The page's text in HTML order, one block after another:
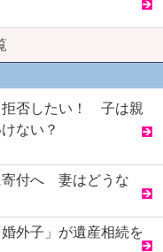
拒否したい！ 子は親
ない？
寄付へ 妻はどうな
外子」が遺産相続を